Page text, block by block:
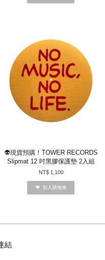
👽現貨預購！TOWER RECORDS
Slipmat 12 吋黑膠保護墊 2入組
NT$ 1,100
加入購物車
結